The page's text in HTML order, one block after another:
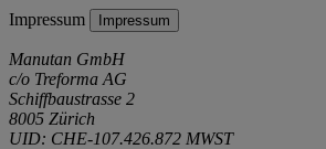
Impressum Impressum
Manutan GmbH
c/o Treforma AG
Schiffbaustrasse 2
8005 Zürich
UID: CHE-107.426.872 MWST